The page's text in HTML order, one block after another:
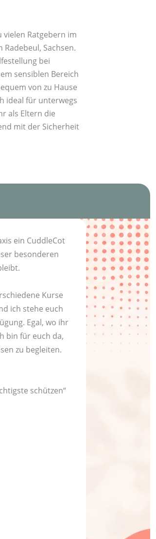
Ratgebern im
Sachsen.
bei
sensiblen Bereich
von zu Hause
ideal für unterwegs
als Eltern die
mit der Sicherheit
ein CuddleCot
besonderen
Kurse
ich stehe euch
Egal, wo ihr
bin für euch da,
zu begleiten.
schützen“